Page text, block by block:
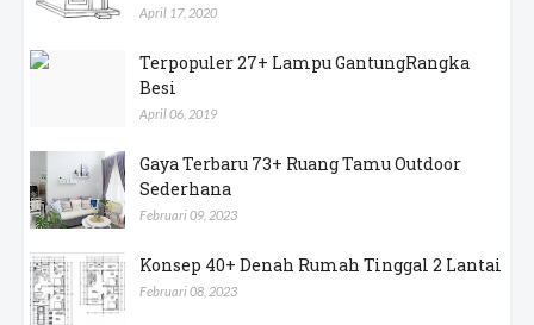
April 17, 2020
Terpopuler 27+ Lampu GantungRangka
Besi
April 06, 2019
Gaya Terbaru 73+ Ruang Tamu Outdoor
Sederhana
Februari 09, 2023
Konsep 40+ Denah Rumah Tinggal 2 Lantai
Februari 08, 2023